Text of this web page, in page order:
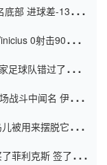
部 进球差-13令人
0射击90分钟
足球队错过了世界
战斗中闻名 伊万放
被用来摆脱它
菲利克斯 签了7年